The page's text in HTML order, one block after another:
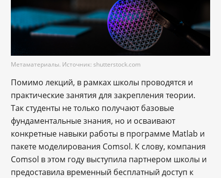
Метаматериалы. Источник: shutterstock.com
Помимо лекций, в рамках школы проводятся и
практические занятия для закрепления теории.
Так студенты не только получают базовые
фундаментальные знания, но и осваивают
конкретные навыки работы в программе Matlab и
пакете моделирования Comsol. К слову, компания
Comsol в этом году выступила партнером школы и
предоставила временный бесплатный доступ к